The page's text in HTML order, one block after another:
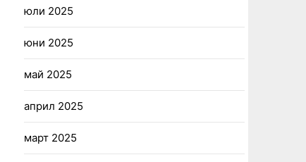
юли 2025
юни 2025
май 2025
април 2025
март 2025